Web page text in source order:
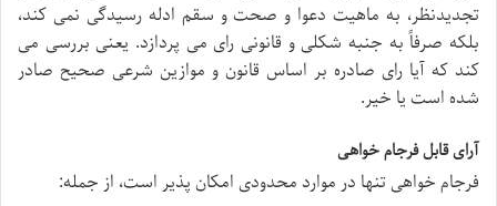
تجدیدنظر، به ماهیت دعوا و صحت و سقم ادله رسیدگی نمی کند،
بلکه صرفاً به جنبه شکلی و قانونی رای می پردازد. یعنی بررسی می
کند که آیا رای صادره بر اساس قانون و موازین شرعی صحیح صادر
شده است یا خیر.
آرای قابل فرجام خواهی
فرجام خواهی تنها در موارد محدودی امکان پذیر است، از جمله: